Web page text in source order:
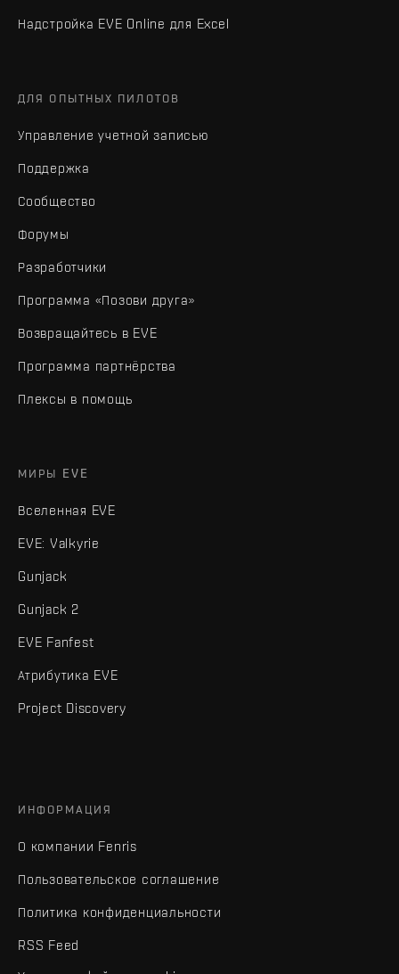
Надстройка EVE Online для Excel
ДЛЯ ОПЫТНЫХ ПИЛОТОВ
Управление учетной записью
Поддержка
Сообщество
Форумы
Разработчики
Программа «Позови друга»
Возвращайтесь в EVE
Программа партнёрства
Плексы в помощь
МИРЫ EVE
Вселенная EVE
EVE: Valkyrie
Gunjack
Gunjack 2
EVE Fanfest
Атрибутика EVE
Project Discovery
ИНФОРМАЦИЯ
О компании Fenris
Пользовательское соглашение
Политика конфиденциальности
RSS Feed